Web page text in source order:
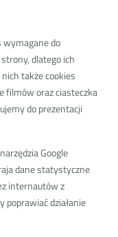
wymagane do
dlatego ich
także cookies
filmów oraz ciasteczka
do prezentacji
Google
dane statystyczne
internautów z
poprawiać działanie